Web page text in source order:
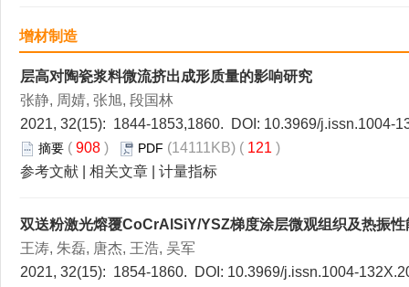
增材制造
层高对陶瓷浆料微流挤出成形质量的影响研究
张静, 周婧, 张旭, 段国林
2021, 32(15): 1844-1853,1860. DOI: 10.3969/j.issn.1004-
摘要 ( 908 ) PDF (14111KB) ( 121 )
参考文献
相关文章 计量指标
双送粉激光熔覆CoCrAlSiY/YSZ梯度涂层微观组织及热振性
王涛, 朱磊, 唐杰, 王浩, 吴军
2021, 32(15): 1854-1860. DOI: 10.3969/j.issn.1004-